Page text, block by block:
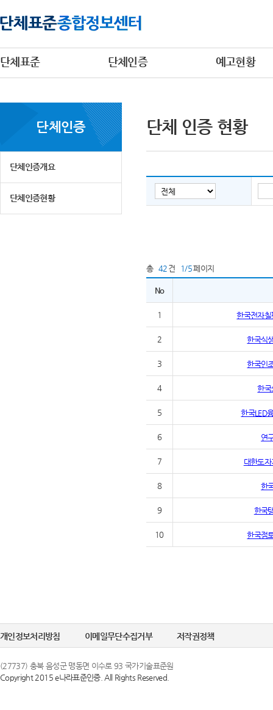
단체표준 단체인증 예고현황
단체인증
단체인증개요
단체인증현황
단체 인증 현황
총 42 건 1/5페이지
No
1 한국전자
2 한국식
3 한국인
4 한국
5 한국LED
6 연
7 대한도
8 한
9 한국
10 한국점
개인정보처리방침 이메일무단수집거부 저작권정책
(27737) 충북 음성군 맹동면 이수로 93 국가기술표준원
Copyright 2015 e나라표준인증. All Rights Reserved.